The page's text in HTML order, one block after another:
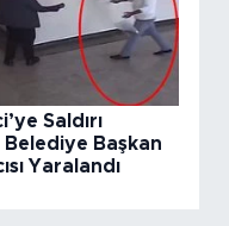
Saldırı
Belediye Başkan
Yaralandı